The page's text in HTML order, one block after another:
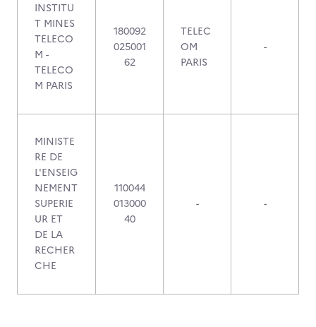
INSTITU
T MINES
TELECO
M -
TELECO
M PARIS
180092
025001
62
TELEC
OM
PARIS
-
MINISTE
RE DE
L'ENSEIG
NEMENT
SUPERIE
UR ET
DE LA
RECHER
CHE
110044
013000
40
- -